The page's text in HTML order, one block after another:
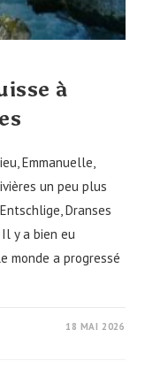
à
Emmanuelle,
un peu plus
Dranses
y a bien eu
monde a progressé
18 MAI 2026